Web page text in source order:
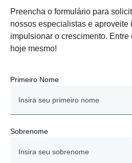
Preencha o formulário para
nossos especialistas e aproveite
impulsionar o crescimento. Entre
hoje mesmo!
Primeiro Nome
Sobrenome